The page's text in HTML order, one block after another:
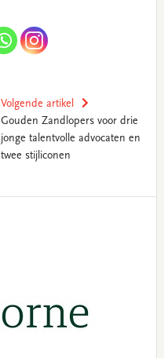
Volgende artikel
Gouden Zandlopers voor drie
jonge talentvolle advocaten en
twee stijliconen